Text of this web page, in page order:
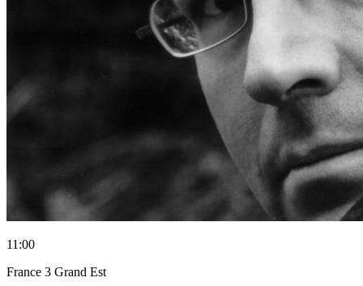
11:00
France 3 Grand Est